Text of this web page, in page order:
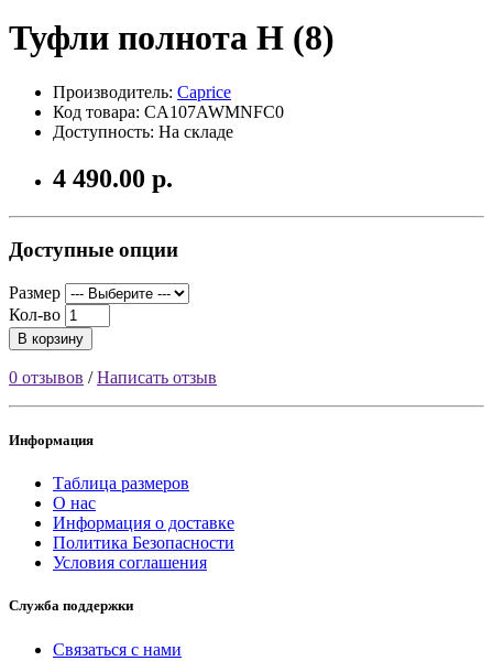
Туфли полнота H (8)
Производитель: Caprice
Код товара: CA107AWMNFC0
Доступность: На складе
4 490.00 р.
Доступные опции
Размер
Кол-во
В корзину
0 отзывов /Написать отзыв
Информация
Таблица размеров
О нас
Информация о доставке
Политика Безопасности
Условия соглашения
Служба поддержки
Связаться с нами